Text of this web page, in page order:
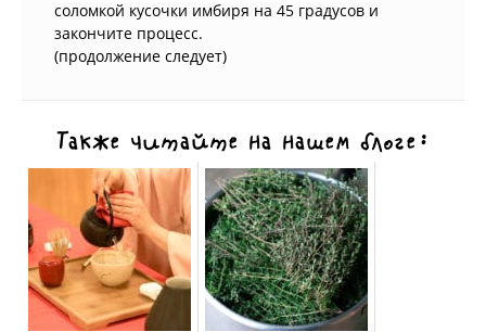
соломкой кусочки имбиря на 45 градусов и
закончите процесс.
(продолжение следует)
Также читайте на нашем блоге: